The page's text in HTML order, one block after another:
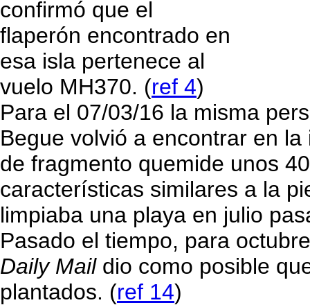
confirmó que el
flaperón encontrado en
esa isla pertenece al
vuelo MH370. (ref 4)
Para el 07/03/16 la misma
Begue volvió a encontrar en
de fragmento quemide unos
características similares a la
limpiaba una playa en julio
Pasado el tiempo, para
Daily Maildio como posible
plantados. (ref 14)